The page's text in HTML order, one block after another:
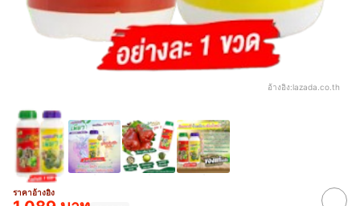
อ้างอิง:lazada.co.th
ราคาอ้างอิง